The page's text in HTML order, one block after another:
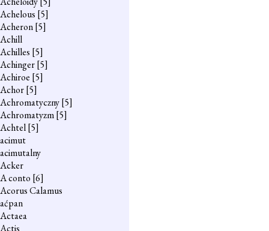
Achelous [5]
Acheron[5]
Achill
Achilles [5]
Achinger[5]
Achiroe [5]
Achor[5]
Achromatyczny[5]
Achromatyzm[5]
Achtel[5]
acimut
acimutalny
Acker
A conto [6]
Acorus Calamus
aćpan
Actaea
Actis